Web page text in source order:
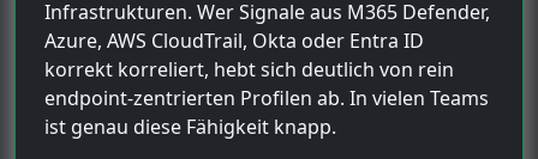
Infrastrukturen. Wer Signale aus M365 Defender,
Azure, AWS CloudTrail, Okta oder Entra ID
korrekt korreliert, hebt sich deutlich von rein
endpoint-zentrierten Profilen ab. In vielen Teams
ist genau diese Fähigkeit knapp.